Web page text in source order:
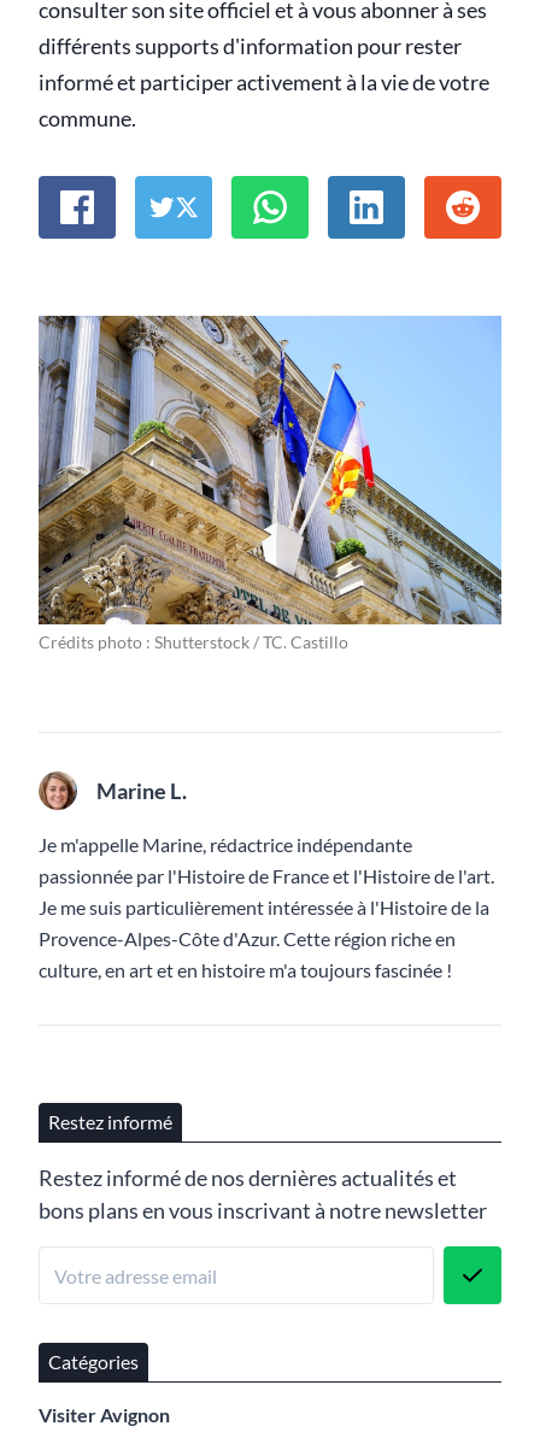
consulter son site officiel et à vous abonner à ses
différents supports d'information pour rester
informé et participer activement à la vie de votre
commune.
Crédits photo : Shutterstock / TC. Castillo
Marine L.
Je m'appelle Marine, rédactrice indépendante
passionnée par l'Histoire de France et l'Histoire de l'art.
Je me suis particulièrement intéressée à l'Histoire de la
Provence-Alpes-Côte d'Azur. Cette région riche en
culture, en art et en histoire m'a toujours fascinée !
Restez informé
Restez informé de nos dernières actualités et
bons plans en vous inscrivant à notre newsletter
Catégories
Visiter Avignon